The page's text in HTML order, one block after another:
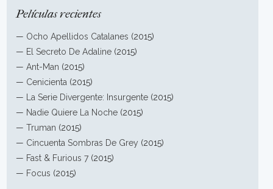
Películas recientes
— Ocho Apellidos Catalanes (2015)
— El Secreto De Adaline (2015)
—Ant-Man (2015)
— Cenicienta (2015)
—
La Serie Divergente: Insurgente (2015)
— Nadie Quiere La Noche (2015)
—Truman (2015)
— Cincuenta Sombras De Grey (2015)
— Fast & Furious 7 (2015)
— Focus (2015)